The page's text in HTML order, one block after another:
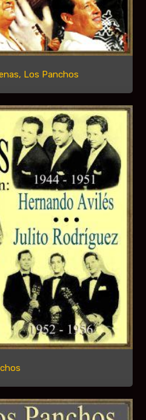
Los Panchos